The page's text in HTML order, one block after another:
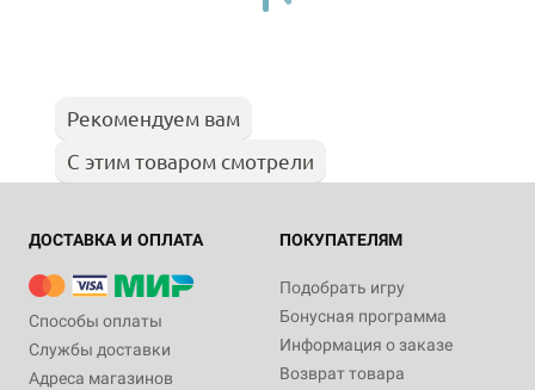
Рекомендуем вам
С этим товаром смотрели
ДОСТАВКА И ОПЛАТА
Способы оплаты
Службы доставки
Адреса магазинов
ПОКУПАТЕЛЯМ
Подобрать игру
Бонусная программа
Информация о заказе
Возврат товара